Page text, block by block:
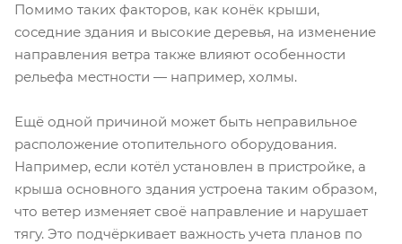
Помимо таких факторов, как конёк крыши,
соседние здания и высокие деревья, на изменение
направления ветра также влияют особенности
рельефа местности — например, холмы.
Ещё одной причиной может быть неправильное
расположение отопительного оборудования.
Например, если котёл установлен в пристройке, а
крыша основного здания устроена таким образом,
что ветер изменяет своё направление и нарушает
тягу. Это подчёркивает важность учета планов по